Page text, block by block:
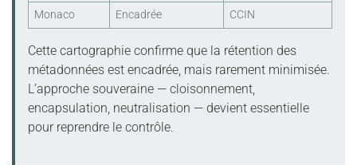
Monaco
Encadrée CCIN
Cette cartographie confirme que la rétention des
métadonnées est encadrée, mais rarement minimisée.
L’approche souveraine — cloisonnement,
encapsulation, neutralisation — devient essentielle
pour reprendre le contrôle.